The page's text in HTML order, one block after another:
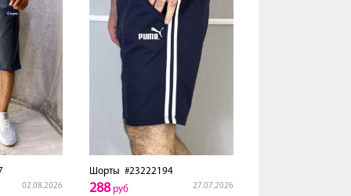
02.08.2026
Шорты #23222194
27.07.2026
288руб